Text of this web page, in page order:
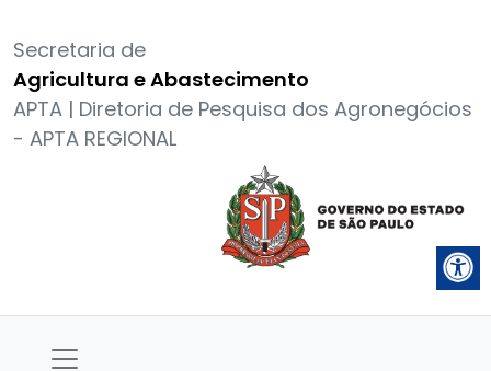
Secretaria de
Agricultura e Abastecimento
APTA | Diretoria de Pesquisa dos Agronegócios
- APTA REGIONAL